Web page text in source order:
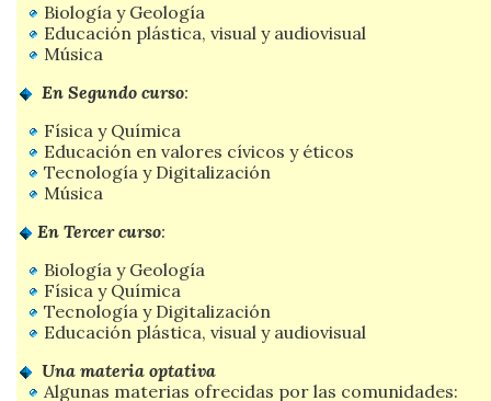
Biología y Geología
Educación plástica, visual y audiovisual
Música
En Segundo curso:
Física y Química
Educación en valores cívicos y éticos
Tecnología y Digitalización
Música
En Tercer curso:
Biología y Geología
Física y Química
Tecnología y Digitalización
Educación plástica, visual y audiovisual
Una materia optativa
Algunas materias ofrecidas por las comunidades: